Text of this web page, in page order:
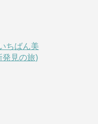
ちばん美
発見の旅)